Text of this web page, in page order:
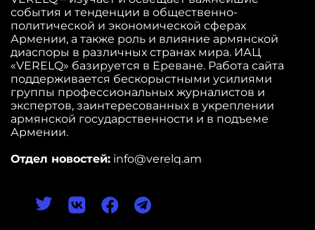
события и тенденции в общественно-
политической и экономической сферах
Армении, а также роль и влияние армянской
диаспоры в различных странах мира. ИАЦ
«VERELQ» базируется в Ереване. Работа сайта
поддерживается бескорыстными усилиями
группы профессиональных журналистов и
экспертов, заинтересованных в укреплении
армянской государственности и в подъеме
Армении.
Отдел новостей: info@verelq.am